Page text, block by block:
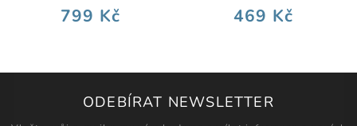
799 Kč 469 Kč
ODEBÍRAT NEWSLETTER